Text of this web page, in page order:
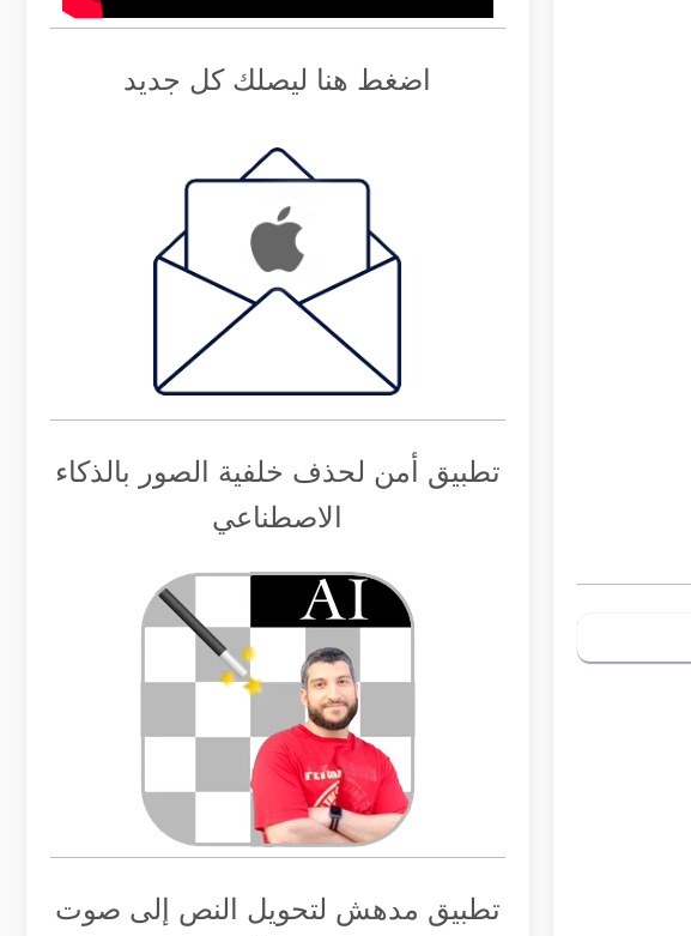
اضغط هنا ليصلك كل جديد
تطبيق أمن لحذف خلفية الصور بالذكاء
الاصطناعي
تطبيق مدهش لتحويل النص إلى صوت